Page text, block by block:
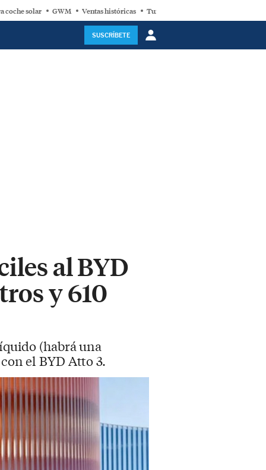
coche solar GWM Ventas históricas Turbina eólica
SUSCRÍBETE
al BYD
y 610
(habrá una
el BYD Atto 3.